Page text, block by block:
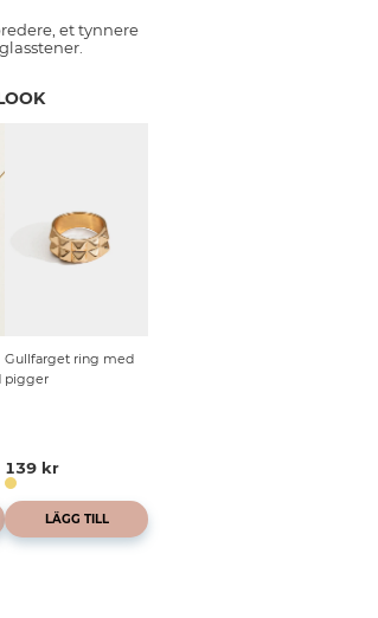
et tynnere
Gullfarget ring med
pigger
139 kr
LÄGG TILL